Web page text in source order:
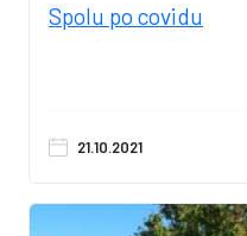
Spolu po covidu
21.10.2021